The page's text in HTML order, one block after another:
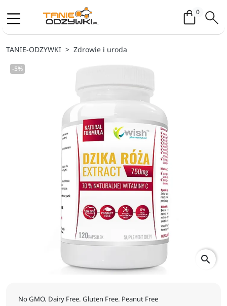
0Koszyk /
TANIE-ODZYWKI Zdrowie i uroda
-5%
search
No GMO. Dairy Free. Gluten Free. Peanut Free